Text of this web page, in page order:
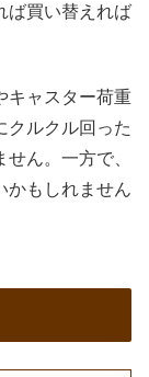
ば買い替えれば
キャスター荷重
クルクル回った
ん。一方で、
かもしれません